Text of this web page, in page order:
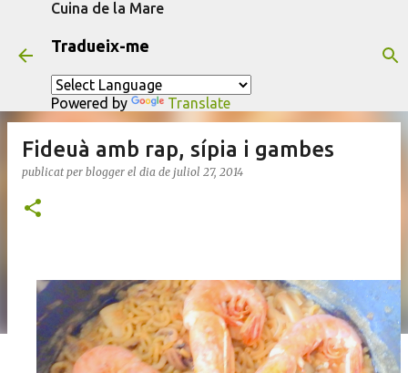
Cuina de la Mare
Tradueix-me
Powered by Translate
Fideuà amb rap, sípia i gambes
publicat per blogger el dia de juliol 27, 2014